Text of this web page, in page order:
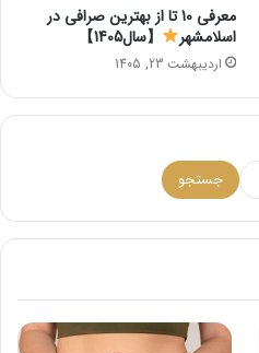
معرفی 10 تا از بهترین صرافی در
اسلامشهر
【سال1405】
اردیبهشت 23, 1405
جستجو